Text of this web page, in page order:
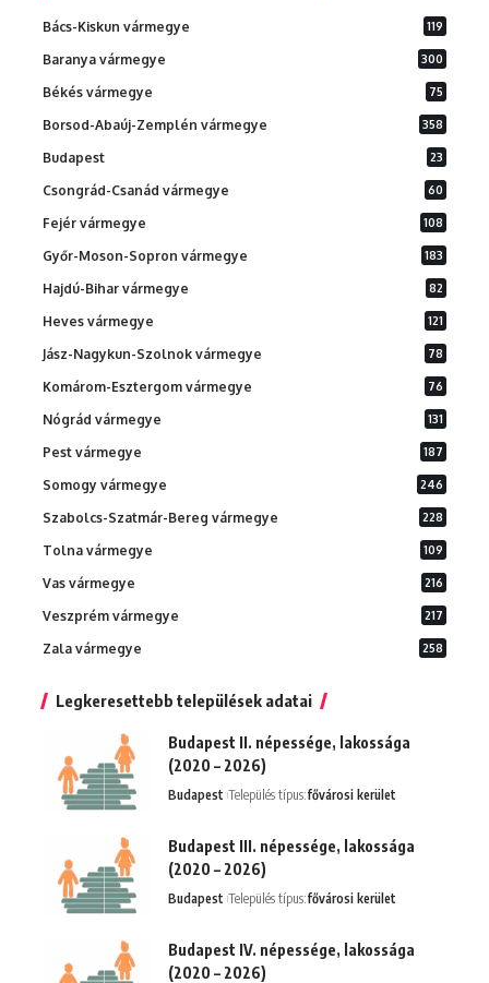
Bács-Kiskun vármegye 119
Baranya vármegye 300
Békés vármegye 75
Borsod-Abaúj-Zemplén vármegye 358
Budapest 23
Csongrád-Csanád vármegye 60
Fejér vármegye 108
Győr-Moson-Sopron vármegye 183
Hajdú-Bihar vármegye 82
Heves vármegye 121
Jász-Nagykun-Szolnok vármegye 78
Komárom-Esztergom vármegye 76
Nógrád vármegye 131
Pest vármegye 187
Somogy vármegye 246
Szabolcs-Szatmár-Bereg vármegye 228
Tolna vármegye 109
Vas vármegye 216
Veszprém vármegye 217
Zala vármegye 258
Legkeresettebb települések adatai
Budapest II. népessége, lakossága
(2020 – 2026)
Budapest Település típus:fővárosi kerület
Budapest III. népessége, lakossága
(2020 – 2026)
Budapest Település típus:fővárosi kerület
Budapest IV. népessége, lakossága
(2020 – 2026)